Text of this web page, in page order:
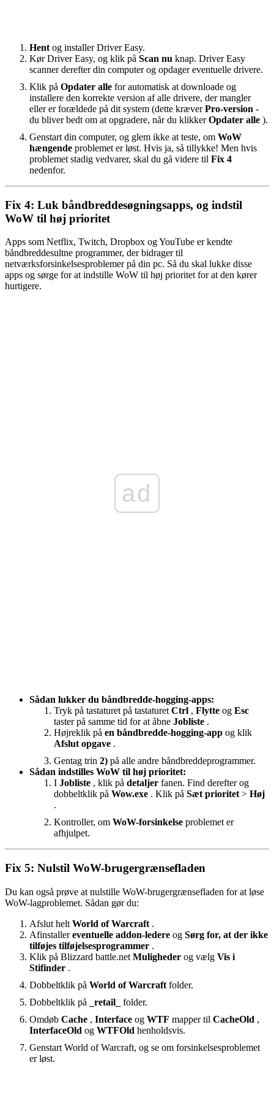
Hent og installer Driver Easy.
Kør Driver Easy, og klik på Scan nu knap. Driver Easy
scanner derefter din computer og opdager eventuelle drivere.
Klik på Opdater alle for automatisk at downloade og
installere den korrekte version af alle drivere, der mangler
eller er forældede på dit system (dette kræverPro-version -
du bliver bedt om at opgradere, når du klikkerOpdater alle ).
Genstart din computer, og glem ikke at teste, om WoW
hængende problemet er løst. Hvis ja, så tillykke! Men hvis
problemet stadig vedvarer, skal du gå videre til Fix 4
nedenfor.
Fix 4: Luk båndbreddesøgningsapps, og indstil
WoW til høj prioritet
Apps som Netflix, Twitch, Dropbox og YouTube er kendte
båndbreddesultne programmer, der bidrager til
netværksforsinkelsesproblemer på din pc. Så du skal lukke disse
apps og sørge for at indstille WoW til høj prioritet for at den kører
hurtigere.
ad
Sådan lukker du båndbredde-hogging-apps:
Tryk på tastaturet på tastaturet Ctrl , Flytte og Esc
taster på samme tid for at åbne Jobliste .
Højreklik på en båndbredde-hogging-app og klik
Afslut opgave .
Gentag trin 2) på alle andre båndbreddeprogrammer.
Sådan indstilles WoW til høj prioritet:
I Jobliste , klik på detaljer fanen. Find derefter og
dobbeltklik på Wow.exe . Klik på Sæt prioritet > Høj
.
Kontroller, om WoW-forsinkelse problemet er
afhjulpet.
Fix 5: Nulstil WoW-brugergrænsefladen
Du kan også prøve at nulstille WoW-brugergrænsefladen for at løse
WoW-lagproblemet. Sådan gør du:
Afslut helt World of Warcraft .
Afinstallereventuelle addon-ledere og Sørg for, at der ikke
tilføjes tilføjelsesprogrammer .
Klik på Blizzard battle.net Muligheder og vælg Vis i
Stifinder .
Dobbeltklik på World of Warcraft folder.
Dobbeltklik på
_retail_
folder.
Omdøb Cache , Interface og WTF mapper til CacheOld ,
InterfaceOld og WTFOld henholdsvis.
Genstart World of Warcraft, og se om forsinkelsesproblemet
er løst.